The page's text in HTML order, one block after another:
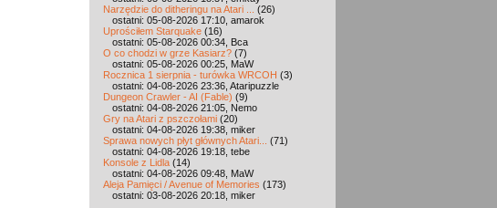
Narzędzie do ditheringu na Atari ...
(26)
ostatni: 05-08-2026 17:10, amarok
Uprościłem Starquake (16)
ostatni: 05-08-2026 00:34, Bca
O co chodzi w grze Kasiarz? (7)
ostatni: 05-08-2026 00:25, MaW
Rocznica 1 sierpnia - turówka WRCOH (3)
ostatni: 04-08-2026 23:36, Ataripuzzle
Dungeon Crawler - AI (Fable) (9)
ostatni: 04-08-2026 21:05, Nemo
Gry na Atari z pszczołami (20)
ostatni: 04-08-2026 19:38, miker
Sprawa nowych płyt głównych Atari...
(71)
ostatni: 04-08-2026 19:18, tebe
Konsole z Lidla (14)
ostatni: 04-08-2026 09:48, MaW
Aleja Pamięci / Avenue of Memories (173)
ostatni: 03-08-2026 20:18, miker